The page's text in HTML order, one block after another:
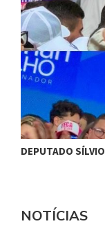
DEPUTADO
NOTÍCIAS